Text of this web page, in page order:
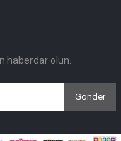
haberdar olun.
Gönder